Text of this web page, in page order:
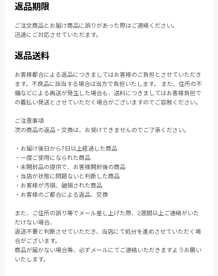
返品期限
ご注文商品とお届け商品に誤りがあった際はご連絡ください。
迅速にご対応させていただます。
返品送料
お客様都合による返品につきましてはお客様のご負担とさせていただき
ます。不良品に該当する場合は当方で負担いたします。 また、住所の不
備などによる再送が発生した場合も、送料につきましてはお客様負担で
の着払い発送とさせていただく場合がございますのでご容赦ください。
ご注意事項
次の商品の返品・交換は、お受けできませんのでご了承ください。
・お届け後日から7日以上経過した商品
・一度ご使用になられた商品
・未開封品の提供で、お客様開封後の商品
・当店が状態に問題ないと判断した商品
・お客様が汚損、破損された商品
・お客様のご都合による返品、交換
また、ご住所の誤り等でメール差し上げた際、2週間以上ご連絡がいた
だけない場合、
返送不要と判断させていただき、当店にて処分を進めさせていただく場
合がございます。
商品が届かない場合等、必ずメールにてご連絡いただきますようお願い
いたします。